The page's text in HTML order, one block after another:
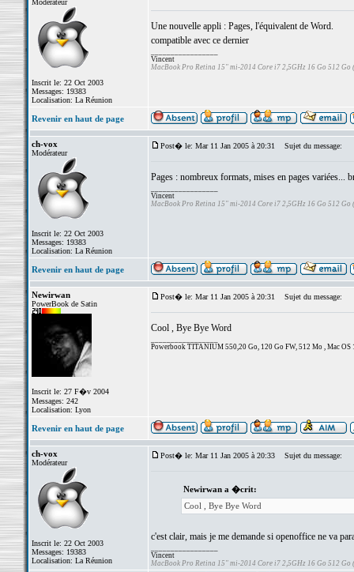
Modérateur
Inscrit le: 22 Oct 2003
Messages: 19383
Localisation: La Réunion
Une nouvelle appli : Pages, l'équivalent de Word.
compatible avec ce dernier
Vincent
MacBook Pro Retina 15" mi-2014 Core i7 2,5GHz 16 Go 512 Go
Revenir en haut de page
ch-vox
Modérateur
Inscrit le: 22 Oct 2003
Messages: 19383
Localisation: La Réunion
Post� le: Mar 11 Jan 2005 à 20:31 Sujet du message:
Pages : nombreux formats, mises en pages variées...
Vincent
MacBook Pro Retina 15" mi-2014 Core i7 2,5GHz 16 Go 512 Go
Revenir en haut de page
Newirwan
PowerBook de Satin
Inscrit le: 27 F�v 2004
Messages: 242
Localisation: Lyon
Post� le: Mar 11 Jan 2005 à 20:31 Sujet du message:
Cool , Bye Bye Word
Powerbook TITANIUM 550,20 Go, 120 Go FW, 512 Mo , Mac
Revenir en haut de page
ch-vox
Modérateur
Inscrit le: 22 Oct 2003
Messages: 19383
Localisation: La Réunion
Post� le: Mar 11 Jan 2005 à 20:33 Sujet du message:
Newirwan a �crit:
Cool , Bye Bye Word
c'est clair, mais je me demande si openoffice ne va
Vincent
MacBook Pro Retina 15" mi-2014 Core i7 2,5GHz 16 Go 512 Go